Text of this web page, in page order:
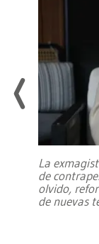
La
de
olvido,
de nuevas